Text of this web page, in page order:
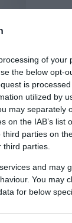
of your
the below opt-
is
utilized by
may separately
on the IAB’s list
third parties on
parties.
and may
You may
for below